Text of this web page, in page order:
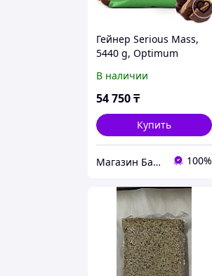
Гейнер Serious Mass,
5440 g, Optimum
арахис
В наличии
54 750₸
Купить
Магазин Бадов и спортивного питания "Strong and Health" 100%